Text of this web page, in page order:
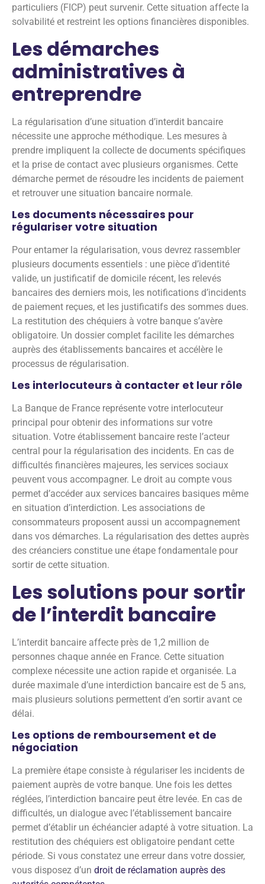
particuliers (FICP) peut survenir. Cette situation affecte la
solvabilité et restreint les options financières disponibles.
Les démarches
administratives à
entreprendre
La régularisation d’une situation d’interdit bancaire
nécessite une approche méthodique. Les mesures à
prendre impliquent la collecte de documents spécifiques
et la prise de contact avec plusieurs organismes. Cette
démarche permet de résoudre les incidents de paiement
et retrouver une situation bancaire normale.
Les documents nécessaires pour
régulariser votre situation
Pour entamer la régularisation, vous devrez rassembler
plusieurs documents essentiels : une pièce d’identité
valide, un justificatif de domicile récent, les relevés
bancaires des derniers mois, les notifications d’incidents
de paiement reçues, et les justificatifs des sommes dues.
La restitution des chéquiers à votre banque s’avère
obligatoire. Un dossier complet facilite les démarches
auprès des établissements bancaires et accélère le
processus de régularisation.
Les interlocuteurs à contacter et leur rôle
La Banque de France représente votre interlocuteur
principal pour obtenir des informations sur votre
situation. Votre établissement bancaire reste l’acteur
central pour la régularisation des incidents. En cas de
difficultés financières majeures, les services sociaux
peuvent vous accompagner. Le droit au compte vous
permet d’accéder aux services bancaires basiques même
en situation d’interdiction. Les associations de
consommateurs proposent aussi un accompagnement
dans vos démarches. La régularisation des dettes auprès
des créanciers constitue une étape fondamentale pour
sortir de cette situation.
Les solutions pour sortir
de l’interdit bancaire
L’interdit bancaire affecte près de 1,2 million de
personnes chaque année en France. Cette situation
complexe nécessite une action rapide et organisée. La
durée maximale d’une interdiction bancaire est de 5 ans,
mais plusieurs solutions permettent d’en sortir avant ce
délai.
Les options de remboursement et de
négociation
La première étape consiste à régulariser les incidents de
paiement auprès de votre banque. Une fois les dettes
réglées, l’interdiction bancaire peut être levée. En cas de
difficultés, un dialogue avec l’établissement bancaire
permet d’établir un échéancier adapté à votre situation. La
restitution des chéquiers est obligatoire pendant cette
période. Si vous constatez une erreur dans votre dossier,
vous disposez d’un droit de réclamation auprès des